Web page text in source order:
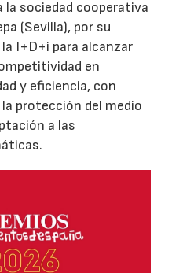
la sociedad cooperativa
(Sevilla), por su
I+D+i para alcanzar
en
y eficiencia, con
protección del medio
a las